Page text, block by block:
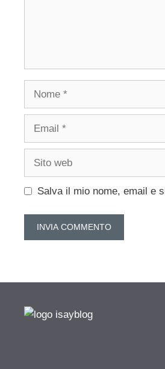
Nome
Email
Sito
Salva il mio nome, email e